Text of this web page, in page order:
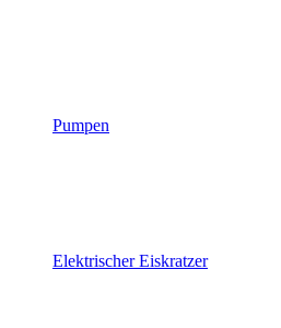
Pumpen
Elektrischer Eiskratzer